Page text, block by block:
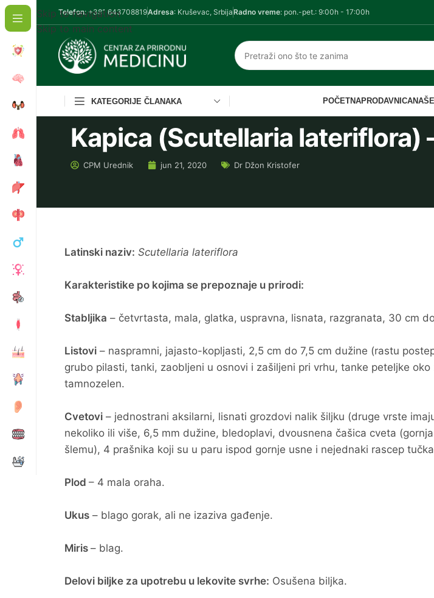
Skip to navigation
Skip to main content
Telefon: +381 643708819Adresa: Kruševac, SrbijaRadno vreme: pon.-pet.: 9:00h - 17:00h
KATEGORIJE ČLANAKA POČETNAPRODAVNICA
Kapica (Scutellaria lateriflora)
CPM Urednik jun 21, 2020 Dr Džon Kristofer
Latinski naziv: Scutellaria lateriflora
Karakteristike po kojima se prepoznaje u prirodi:
Stabljika – četvrtasta, mala, glatka, uspravna, lisnata, razgranata, 30 cm
Listovi – naspramni, jajasto-kopljasti, 2,5 cm do 7,5 cm dužine (rastu
grubo pilasti, tanki, zaobljeni u osnovi i zašiljeni pri vrhu, tanke peteljke oko
tamnozelen.
Cvetovi – jednostrani aksilarni, lisnati grozdovi nalik šiljku (druge vrste
nekoliko ili više, 6,5 mm dužine, bledoplavi, dvousnena čašica cveta
šlemu), 4 prašnika koji su u paru ispod gornje usne i nejednaki rascep
Plod – 4 mala oraha.
Ukus – blago gorak, ali ne izaziva gađenje.
Miris – blag.
Delovi biljke za upotrebu u lekovite svrhe: Osušena biljka.